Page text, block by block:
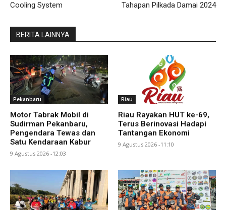
Cooling System
Tahapan Pilkada Damai 2024
BERITA LAINNYA
Pekanbaru
Motor Tabrak Mobil di
Sudirman Pekanbaru,
Pengendara Tewas dan
Satu Kendaraan Kabur
9 Agustus 2026 -12:03
Riau
Riau Rayakan HUT ke-69,
Terus Berinovasi Hadapi
Tantangan Ekonomi
9 Agustus 2026 -11:10